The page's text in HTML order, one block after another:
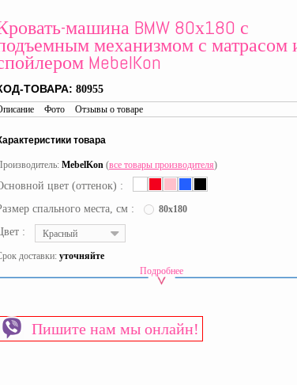
машина BMW 80х180 с
механизмом с матрасом
MebelKon
ТОВАРА: 80955
Фото Отзывы о товаре
товара
MebelKon (все товары производителя)
цвет (оттенок) :
спального места, см :
80x180
:
Красный
доставки: уточняйте
кровати-машинки Корпусные кровати-машинки
изготовления каркаса ЛДСП
изготовления фасада ЛДСП
Подробнее
Пишите нам мы онлайн!